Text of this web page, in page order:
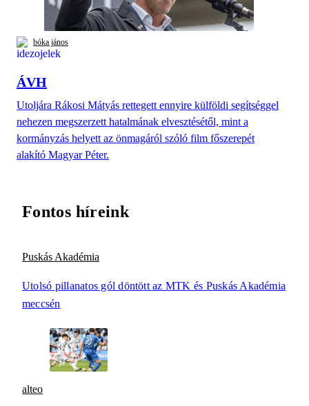
bóka jános
ÁVH
Utoljára Rákosi Mátyás rettegett ennyire külföldi segítséggel
nehezen megszerzett hatalmának elvesztésétől, mint a
kormányzás helyett az önmagáról szóló film főszerepét
alakító Magyar Péter.
Fontos híreink
Puskás Akadémia
Utolsó pillanatos gól döntött az MTK és Puskás Akadémia
meccsén
alteo